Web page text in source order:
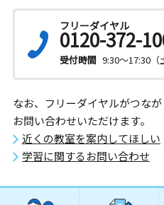
フリーダイヤル
0120-372-
受付時間 9:30～17:30（
なお、フリーダイヤルがつな
お問い合わせいただけます。
近くの教室を案内してほしい
学習に関するお問い合わせ